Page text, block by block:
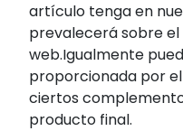
artículo tenga en
prevalecerá sobre
web.Igualmente
proporcionada por
ciertos
producto final.